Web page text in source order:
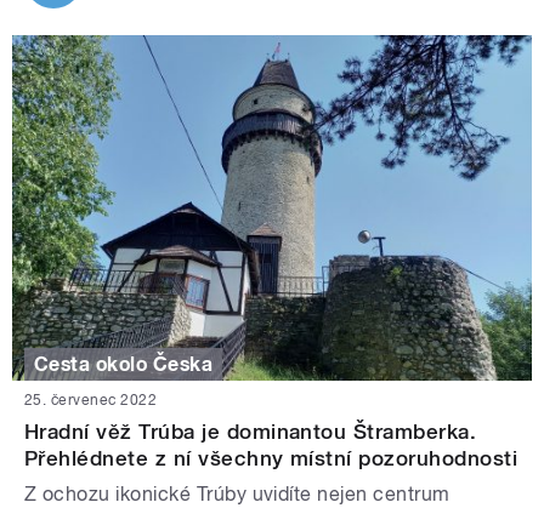
Cesta okolo Česka
25. červenec 2022
Hradní věž Trúba je dominantou Štramberka.
Přehlédnete z ní všechny místní pozoruhodnosti
Z ochozu ikonické Trúby uvidíte nejen centrum